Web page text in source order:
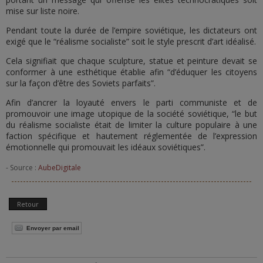
mise sur liste noire.
Pendant toute la durée de l’empire soviétique, les dictateurs ont
exigé que le “réalisme socialiste” soit le style prescrit d’art idéalisé.
Cela signifiait que chaque sculpture, statue et peinture devait se
conformer à une esthétique établie afin “d’éduquer les citoyens
sur la façon d’être des Soviets parfaits”.
Afin d’ancrer la loyauté envers le parti communiste et de
promouvoir une image utopique de la société soviétique, “le but
du réalisme socialiste était de limiter la culture populaire à une
faction spécifique et hautement réglementée de l’expression
émotionnelle qui promouvait les idéaux soviétiques”.
- Source : AubeDigitale
Retour
Envoyer par email